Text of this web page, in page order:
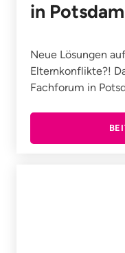
in Potsdam
Neue Lösungen
Elternkonflikte?!
Fachforum in